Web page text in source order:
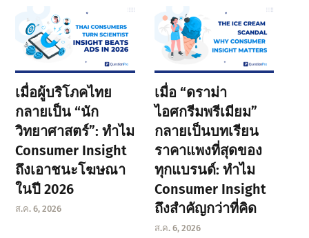
เมื่อผู้บริโภคไทย
กลายเป็น “นัก
วิทยาศาสตร์”: ทำไม
Consumer Insight
ถึงเอาชนะโฆษณา
ในปี 2026
ส.ค. 6, 2026
เมื่อ “ดราม่า
ไอศกรีมพรีเมียม”
กลายเป็นบทเรียน
ราคาแพงที่สุดของ
ทุกแบรนด์: ทำไม
Consumer Insight
ถึงสำคัญกว่าที่คิด
ส.ค. 6, 2026